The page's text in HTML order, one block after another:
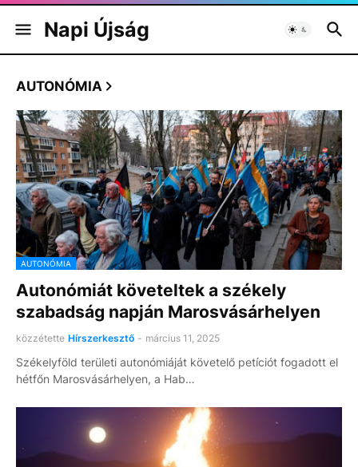
Napi Újság
AUTONÓMIA
AUTONÓMIA
Autonómiát követeltek a székely
szabadság napján Marosvásárhelyen
közzétette Hírszerkesztő - március 11, 2025
Székelyföld területi autonómiáját követelő petíciót fogadott el
hétfőn Marosvásárhelyen, a Hab…